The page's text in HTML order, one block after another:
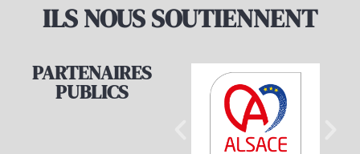
ILS NOUS SOUTIENNENT
PARTENAIRES
PUBLICS